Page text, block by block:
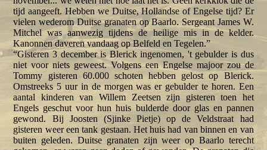
tijd aangeeft. Hebben we Duitse, Hollandse of Engelse tijd? Er
vielen wederom Duitse granaten op Baarlo. Sergeant James W.
Mitchel was aanwezig tijdens de heilige mis in de kelder.
Kanonnen daveren vandaag op Belfeld en Tegelen.”
“Gisteren 3 december is Blerick ingenomen, 't gebulder is dus
niet voor niets geweest. Volgens een Engelse majoor zou de
Tommy gisteren 60.000 schoten hebben gelost op Blerick.
Omstreeks 5 uur in de morgen was er gebulder te horen. Een
aantal kinderen van Willem Zeetsen zijn gisteren toen het
Engels geschut voor hun huis bulderde door glas en pannen
gewond. Bij Joosten (Sjinke Pietje) op de Veldstraat had
gisteren weer een tank gestaan. Het huis had van binnen en van
buiten geleden. Duitse granaten zijn weer op Baarlo terecht